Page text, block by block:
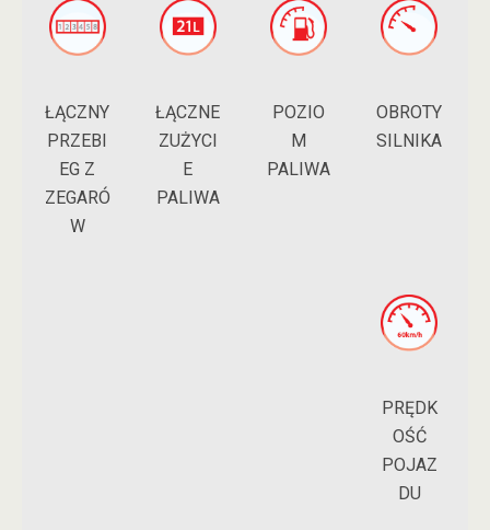
ŁĄCZNY
PRZEBI
EG Z
ZEGARÓ
W
ŁĄCZNE
ZUŻYCI
E
PALIWA
POZIO
M
PALIWA
OBROTY
SILNIKA
PRĘDK
OŚĆ
POJAZ
DU